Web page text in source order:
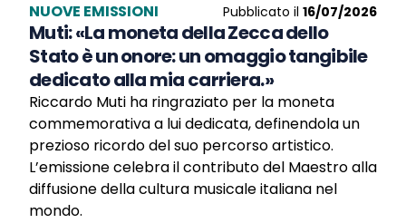
NUOVE EMISSIONI Pubblicato il 16/07/2026
Muti: «La moneta della Zecca dello
Stato è un onore: un omaggio tangibile
dedicato alla mia carriera.»
Riccardo Muti ha ringraziato per la moneta
commemorativa a lui dedicata, definendola un
prezioso ricordo del suo percorso artistico.
L’emissione celebra il contributo del Maestro alla
diffusione della cultura musicale italiana nel
mondo.